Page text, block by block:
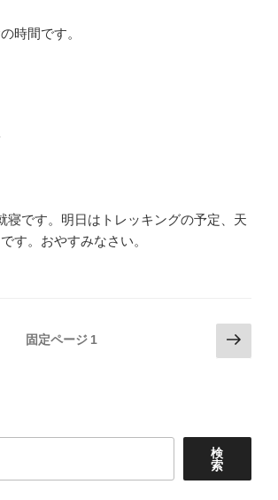
時間です。
寝です。明日はトレッキングの予定、天
す。おやすみなさい。
固定ページ 1
次
の
検
索